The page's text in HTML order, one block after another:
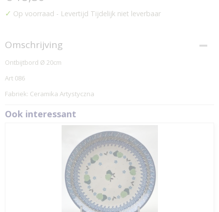
✓ Op voorraad - Levertijd Tijdelijk niet leverbaar
Omschrijving
Ontbijtbord Ø 20cm
Art 086
Fabriek: Ceramika Artystyczna
Ook interessant